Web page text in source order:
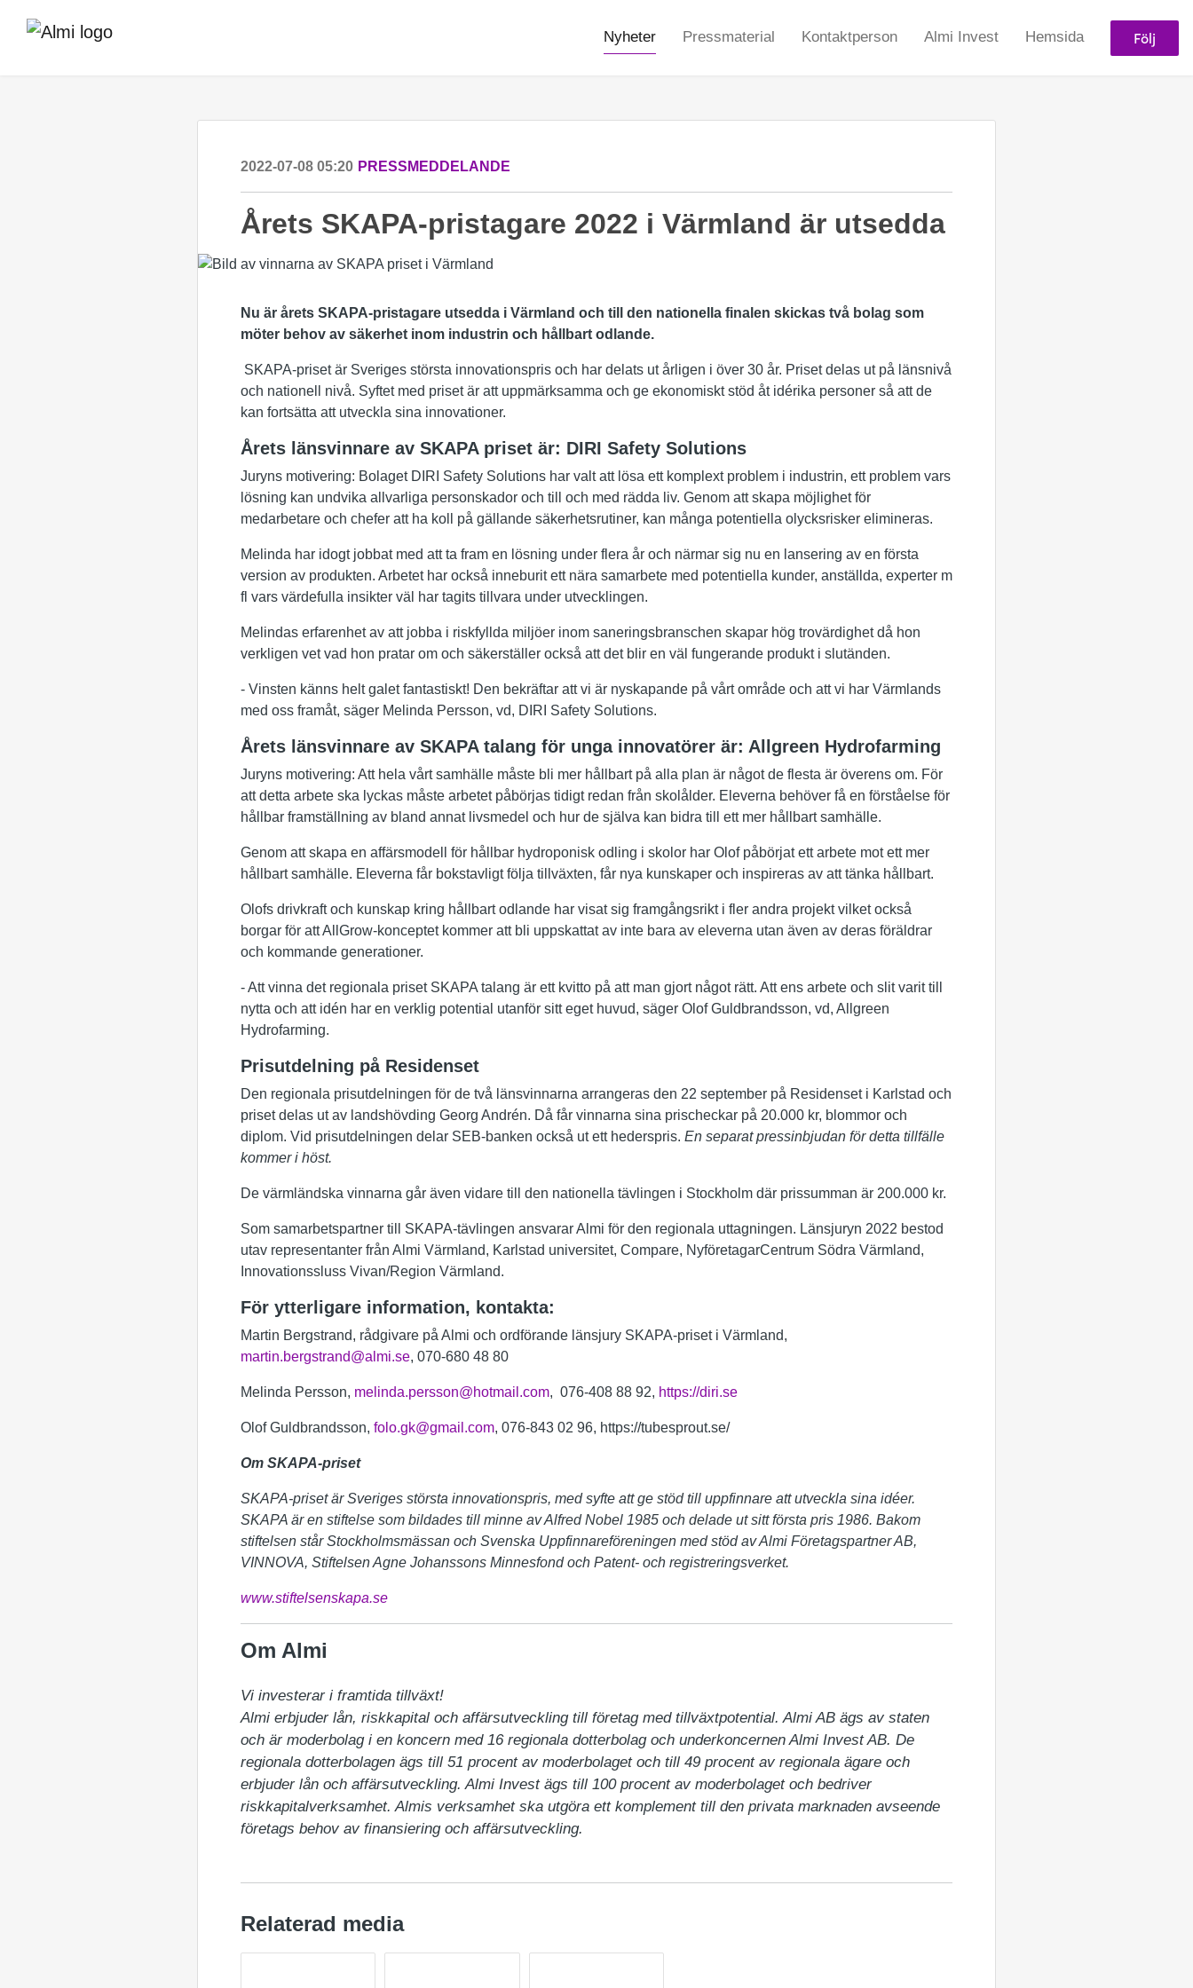
Nyheter Pressmaterial Kontaktperson Almi Invest Hemsida Följ
2022-07-08 05:20 PRESSMEDDELANDE
Årets SKAPA-pristagare 2022 i Värmland är utsedda
Nu är årets SKAPA-pristagare utsedda i Värmland och till den nationella finalen skickas två bolag som
möter behov av säkerhet inom industrin och hållbart odlande.
SKAPA-priset är Sveriges största innovationspris och har delats ut årligen i över 30 år. Priset delas ut på länsnivå
och nationell nivå. Syftet med priset är att uppmärksamma och ge ekonomiskt stöd åt idérika personer så att de
kan fortsätta att utveckla sina innovationer.
Årets länsvinnare av SKAPA priset är: DIRI Safety Solutions
Juryns motivering: Bolaget DIRI Safety Solutions har valt att lösa ett komplext problem i industrin, ett problem vars
lösning kan undvika allvarliga personskador och till och med rädda liv. Genom att skapa möjlighet för
medarbetare och chefer att ha koll på gällande säkerhetsrutiner, kan många potentiella olycksrisker elimineras.
Melinda har idogt jobbat med att ta fram en lösning under flera år och närmar sig nu en lansering av en första
version av produkten. Arbetet har också inneburit ett nära samarbete med potentiella kunder, anställda, experter m
fl vars värdefulla insikter väl har tagits tillvara under utvecklingen.
Melindas erfarenhet av att jobba i riskfyllda miljöer inom saneringsbranschen skapar hög trovärdighet då hon
verkligen vet vad hon pratar om och säkerställer också att det blir en väl fungerande produkt i slutänden.
- Vinsten känns helt galet fantastiskt! Den bekräftar att vi är nyskapande på vårt område och att vi har Värmlands
med oss framåt, säger Melinda Persson, vd, DIRI Safety Solutions.
Årets länsvinnare av SKAPA talang för unga innovatörer är: Allgreen Hydrofarming
Juryns motivering: Att hela vårt samhälle måste bli mer hållbart på alla plan är något de flesta är överens om. För
att detta arbete ska lyckas måste arbetet påbörjas tidigt redan från skolålder. Eleverna behöver få en förståelse för
hållbar framställning av bland annat livsmedel och hur de själva kan bidra till ett mer hållbart samhälle.
Genom att skapa en affärsmodell för hållbar hydroponisk odling i skolor har Olof påbörjat ett arbete mot ett mer
hållbart samhälle. Eleverna får bokstavligt följa tillväxten, får nya kunskaper och inspireras av att tänka hållbart.
Olofs drivkraft och kunskap kring hållbart odlande har visat sig framgångsrikt i fler andra projekt vilket också
borgar för att AllGrow-konceptet kommer att bli uppskattat av inte bara av eleverna utan även av deras föräldrar
och kommande generationer.
- ­Att vinna det regionala priset SKAPA talang är ett kvitto på att man gjort något rätt. Att ens arbete och slit varit till
nytta och att idén har en verklig potential utanför sitt eget huvud, säger Olof Guldbrandsson, vd, Allgreen
Hydrofarming.
Prisutdelning på Residenset
Den regionala prisutdelningen för de två länsvinnarna arrangeras den 22 september på Residenset i Karlstad och
priset delas ut av landshövding Georg Andrén. Då får vinnarna sina prischeckar på 20.000 kr, blommor och
diplom. Vid prisutdelningen delar SEB-banken också ut ett hederspris. En separat pressinbjudan för detta tillfälle
kommer i höst.
De värmländska vinnarna går även vidare till den nationella tävlingen i Stockholm där prissumman är 200.000 kr.
Som samarbetspartner till SKAPA-tävlingen ansvarar Almi för den regionala uttagningen. Länsjuryn 2022 bestod
utav representanter från Almi Värmland, Karlstad universitet, Compare, NyföretagarCentrum Södra Värmland,
Innovationssluss Vivan/Region Värmland.
För ytterligare information, kontakta:
Martin Bergstrand, rådgivare på Almi och ordförande länsjury SKAPA-priset i Värmland,
martin.bergstrand@almi.se, 070-680 48 80
Melinda Persson, melinda.persson@hotmail.com, 076-408 88 92, https://diri.se
Olof Guldbrandsson, folo.gk@gmail.com, 076-843 02 96, https://tubesprout.se/
Om SKAPA-priset
SKAPA-priset är Sveriges största innovationspris, med syfte att ge stöd till uppfinnare att utveckla sina idéer.
SKAPA är en stiftelse som bildades till minne av Alfred Nobel 1985 och delade ut sitt första pris 1986. Bakom
stiftelsen står Stockholmsmässan och Svenska Uppfinnareföreningen med stöd av Almi Företagspartner AB,
VINNOVA, Stiftelsen Agne Johanssons Minnesfond och Patent- och registreringsverket.
www.stiftelsenskapa.se
Om Almi
Vi investerar i framtida tillväxt!
Almi erbjuder lån, riskkapital och affärsutveckling till företag med tillväxtpotential. Almi AB ägs av staten
och är moderbolag i en koncern med 16 regionala dotterbolag och underkoncernen Almi Invest AB. De
regionala dotterbolagen ägs till 51 procent av moderbolaget och till 49 procent av regionala ägare och
erbjuder lån och affärsutveckling. Almi Invest ägs till 100 procent av moderbolaget och bedriver
riskkapitalverksamhet. Almis verksamhet ska utgöra ett komplement till den privata marknaden avseende
företags behov av finansiering och affärsutveckling.
Relaterad media